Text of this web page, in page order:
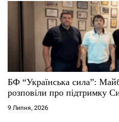
БФ “Українська сила”:
розповіли про підтримку
9 Липня, 2026